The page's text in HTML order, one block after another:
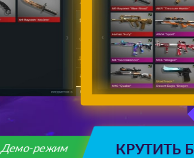
Демо-режим КРУТИТЬ